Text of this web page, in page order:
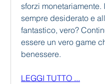
sforzi
sempre desiderato e
fantastico, vero?
essere un vero game
benessere.
LEGGI TUTTO ...